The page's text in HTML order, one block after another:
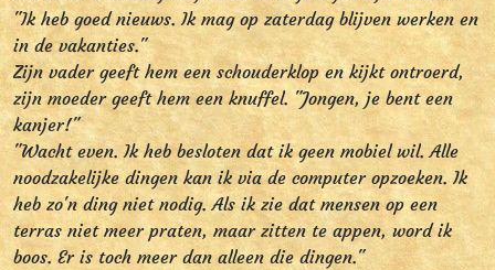
"Ik heb goed nieuws. Ik mag op zaterdag blijven werken en
in de vakanties."
Zijn vader geeft hem een schouderklop en kijkt ontroerd,
zijn moeder geeft hem een knuffel. "Jongen, je bent een
kanjer!"
"Wacht even. Ik heb besloten dat ik geen mobiel wil. Alle
noodzakelijke dingen kan ik via de computer opzoeken. Ik
heb zo'n ding niet nodig. Als ik zie dat mensen op een
terras niet meer praten, maar zitten te appen, word ik
boos. Er is toch meer dan alleen die dingen."